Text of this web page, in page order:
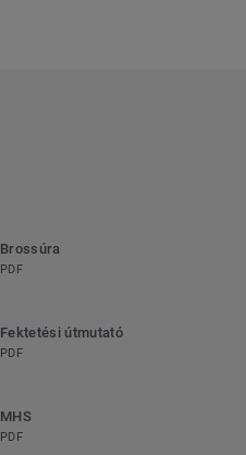
Brossúra
PDF
Fektetési útmutató
PDF
MHS
PDF